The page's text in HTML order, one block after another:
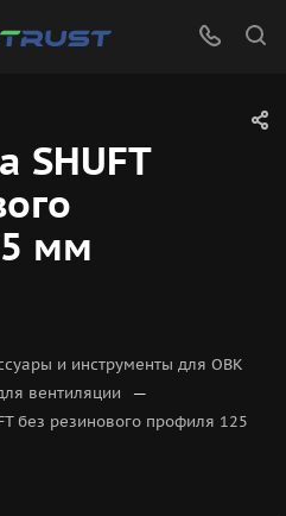
SHUFT
мм
и инструменты для ОВК
вентиляции —
без резинового профиля 125